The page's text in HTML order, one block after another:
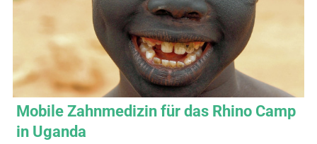
Mobile Zahnmedizin für das Rhino Camp
in Uganda